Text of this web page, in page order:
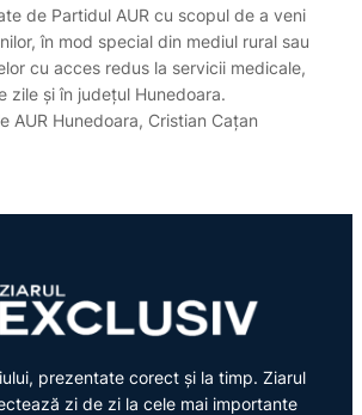
de Partidul AUR cu scopul de a veni
în mod special din mediul rural sau
cu acces redus la servicii medicale,
zile și în județul Hunedoara.
AUR Hunedoara, Cristian Cațan
prezentate corect și la timp. Ziarul
zi de zi la cele mai importante